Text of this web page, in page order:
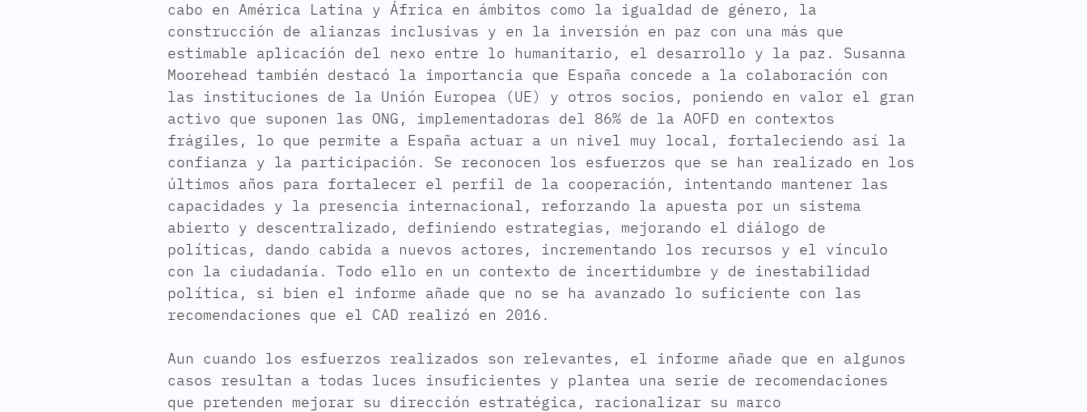
cabo en América Latina y África en ámbitos como la igualdad de género, la
construcción de alianzas inclusivas y en la inversión en paz con una más que
estimable aplicación del nexo entre lo humanitario, el desarrollo y la paz. Susanna
Moorehead también destacó la importancia que España concede a la colaboración con
las instituciones de la Unión Europea (UE) y otros socios, poniendo en valor el gran
activo que suponen las ONG, implementadoras del 86% de la AOFD en contextos
frágiles, lo que permite a España actuar a un nivel muy local, fortaleciendo así la
confianza y la participación. Se reconocen los esfuerzos que se han realizado en los
últimos años para fortalecer el perfil de la cooperación, intentando mantener las
capacidades y la presencia internacional, reforzando la apuesta por un sistema
abierto y descentralizado, definiendo estrategias, mejorando el diálogo de
políticas, dando cabida a nuevos actores, incrementando los recursos y el vínculo
con la ciudadanía. Todo ello en un contexto de incertidumbre y de inestabilidad
política, si bien el informe añade que no se ha avanzado lo suficiente con las
recomendaciones que el CAD realizó en 2016.
Aun cuando los esfuerzos realizados son relevantes, el informe añade que en algunos
casos resultan a todas luces insuficientes y plantea una serie de recomendaciones
que pretenden mejorar su dirección estratégica, racionalizar su marco